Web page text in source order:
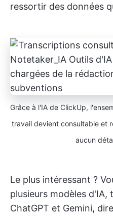
ressortir des données
Grâce à l'IA de ClickUp,
travail devient consultable et
aucun
Le plus intéressant ?
plusieurs modèles d'IA,
ChatGPT et Gemini,